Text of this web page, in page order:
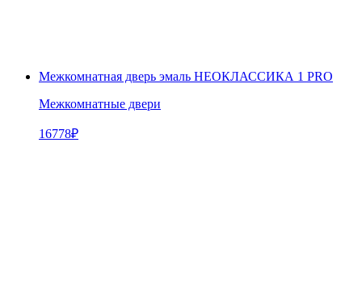
Межкомнатная дверь эмаль НЕОКЛАССИКА 1 PRO
Межкомнатные двери
16778₽